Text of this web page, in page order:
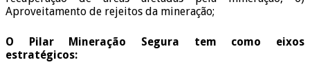
Aproveitamento de rejeitos da mineração;
O Pilar Mineração Segura tem como eixos
estratégicos: